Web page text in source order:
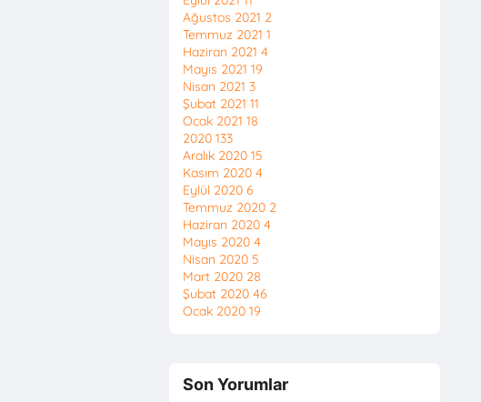
Ağustos 2021 2
Temmuz 2021 1
Haziran 2021 4
Mayıs 2021 19
Nisan 2021 3
Şubat 2021 11
Ocak 2021 18
2020 133
Aralık 2020 15
Kasım 2020 4
Eylül 2020 6
Temmuz 2020 2
Haziran 2020 4
Mayıs 2020 4
Nisan 2020 5
Mart 2020 28
Şubat 2020 46
Ocak 2020 19
Son Yorumlar